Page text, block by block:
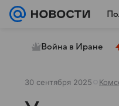
Война в Иране
30 сентября 2025